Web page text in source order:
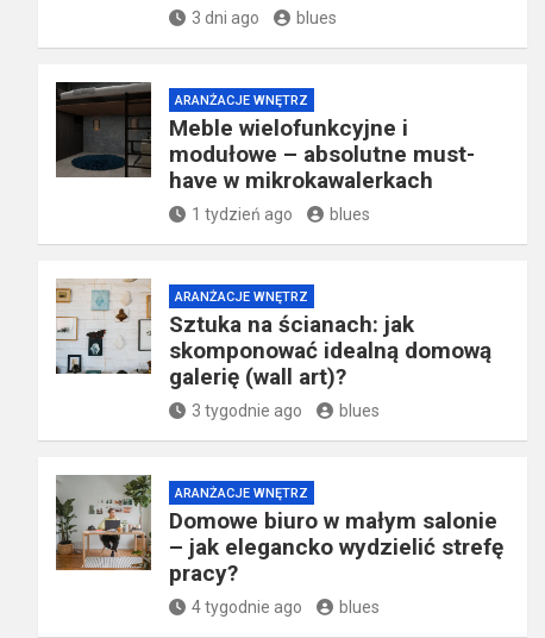
3 dni ago blues
ARANŻACJE WNĘTRZ
Meble wielofunkcyjne i
modułowe – absolutne must-
have w mikrokawalerkach
1 tydzień ago blues
ARANŻACJE WNĘTRZ
Sztuka na ścianach: jak
skomponować idealną domową
galerię (wall art)?
3 tygodnie ago blues
ARANŻACJE WNĘTRZ
Domowe biuro w małym salonie
– jak elegancko wydzielić strefę
pracy?
4 tygodnie ago blues